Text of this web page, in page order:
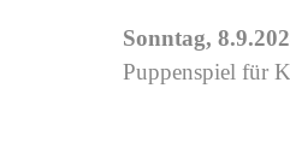
Sonntag,
Puppenspiel für